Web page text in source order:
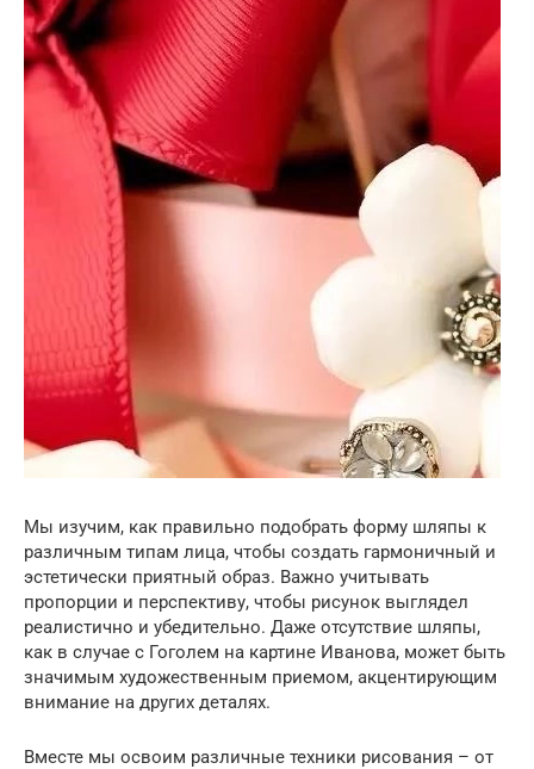
Мы изучим, как правильно подобрать форму шляпы к
различным типам лица, чтобы создать гармоничный и
эстетически приятный образ. Важно учитывать
пропорции и перспективу, чтобы рисунок выглядел
реалистично и убедительно. Даже отсутствие шляпы,
как в случае с Гоголем на картине Иванова, может быть
значимым художественным приемом, акцентирующим
внимание на других деталях.
Вместе мы освоим различные техники рисования – от